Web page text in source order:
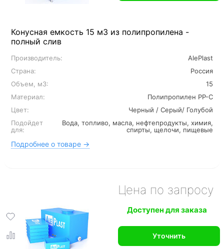
Конусная емкость 15 м3 из полипропилена -
полный слив
Производитель:
AlePlast
Страна:
Россия
Объем, м3:
15
Материал:
Полипропилен PP-C
Цвет:
Черный / Серый/ Голубой
Подойдет
для:
Вода, топливо, масла, нефтепродукты, химия,
спирты, щелочи, пищевые
Подробнее о товаре →
Цена по запросу
Доступен для заказа
Уточнить